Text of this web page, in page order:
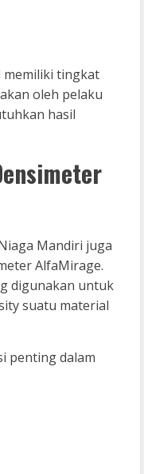
tingkat
oleh pelaku
hasil
Mandiri juga
AlfaMirage.
digunakan untuk
suatu material
penting dalam